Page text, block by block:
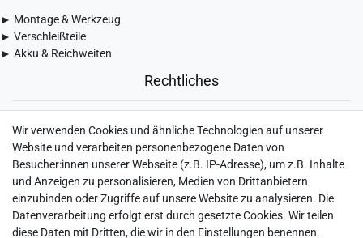
► Montage & Werkzeug
► Verschleißteile
► Akku & Reichweiten
Rechtliches
► Impressum
► Daten­schutz­erklärung
► AGB & Kundeninformation
► Barrierefreiheitserklärung
► Batterieentsorgung
► Kontakt
Wir verwenden Cookies und ähnliche Technologien auf unserer
Website und verarbeiten personenbezogene Daten von
Besucher:innen unserer Webseite (z.B. IP-Adresse), um z.B. Inhalte
und Anzeigen zu personalisieren, Medien von Drittanbietern
einzubinden oder Zugriffe auf unsere Website zu analysieren. Die
Datenverarbeitung erfolgt erst durch gesetzte Cookies. Wir teilen
diese Daten mit Dritten, die wir in den Einstellungen benennen.